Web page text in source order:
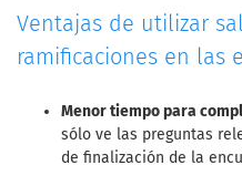
Ventajas de utilizar
ramificaciones en las
Menor tiempo para
sólo ve las preguntas
de finalización de la